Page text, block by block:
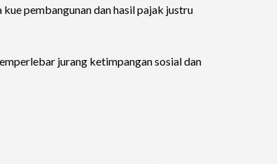
pembangunan dan hasil pajak justru
jurang ketimpangan sosial dan